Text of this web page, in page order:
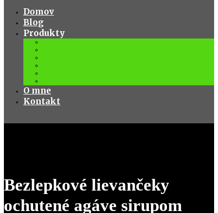
Domov
Blog
Produkty
O mne
Kontakt
Bezlepkové lievančeky
ochutené agáve sirupom